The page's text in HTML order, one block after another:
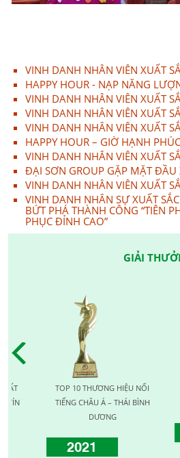
VINH DANH NHÂN VIÊN XUẤT
HAPPY HOUR - NẠP NĂNG
VINH DANH NHÂN VIÊN XUẤT
VINH DANH NHÂN VIÊN XUẤT
VINH DANH NHÂN VIÊN XUẤT
HAPPY HOUR – GIỜ HẠNH
VINH DANH NHÂN VIÊN XUẤT
ĐẠI SƠN GROUP GẶP MẶT
VINH DANH NHÂN VIÊN XUẤT
VINH DANH NHÂN SỰ XUẤT
BỨT PHÁ THÀNH CÔNG “TIÊN
PHỤC ĐỈNH CAO”
GIẢI
TOP 10 THƯƠNG HIỆU NỔI
TIẾNG CHÂU Á – THÁI BÌNH
TOP 10
CHẤT